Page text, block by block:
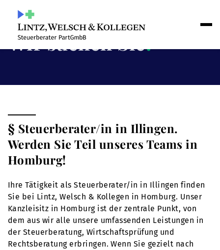
Wir suchen Sie!
§ Steuerberater/in in Illingen.
Werden Sie Teil unseres Teams in
Homburg!
Ihre Tätigkeit als Steuerberater/in in Illingen finden
Sie bei Lintz, Welsch & Kollegen in Homburg. Unser
Kanzleisitz in Homburg ist der zentrale Punkt, von
dem aus wir alle unsere umfassenden Leistungen in
der Steuerberatung, Wirtschaftsprüfung und
Rechtsberatung erbringen. Wenn Sie gezielt nach